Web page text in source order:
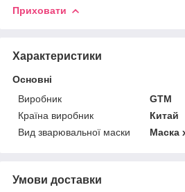
Приховати
Характеристики
Основні
Виробник
GTM
Країна виробник
Китай
Вид зварювальної маски
Маска
Умови доставки